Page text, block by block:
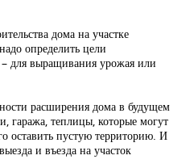
дома на участке
определить цели
– для выращивания урожая или
расширения дома в будущем
гаража, теплицы, которые могут
оставить пустую территорию. И
и въезда на участок